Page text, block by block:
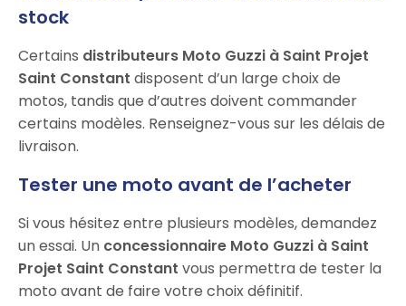
stock
Certains distributeurs Moto Guzzi à Saint Projet
Saint Constant disposent d’un large choix de
motos, tandis que d’autres doivent commander
certains modèles. Renseignez-vous sur les délais de
livraison.
Tester une moto avant de l’acheter
Si vous hésitez entre plusieurs modèles, demandez
un essai. Un concessionnaire Moto Guzzi à Saint
Projet Saint Constant vous permettra de tester la
moto avant de faire votre choix définitif.